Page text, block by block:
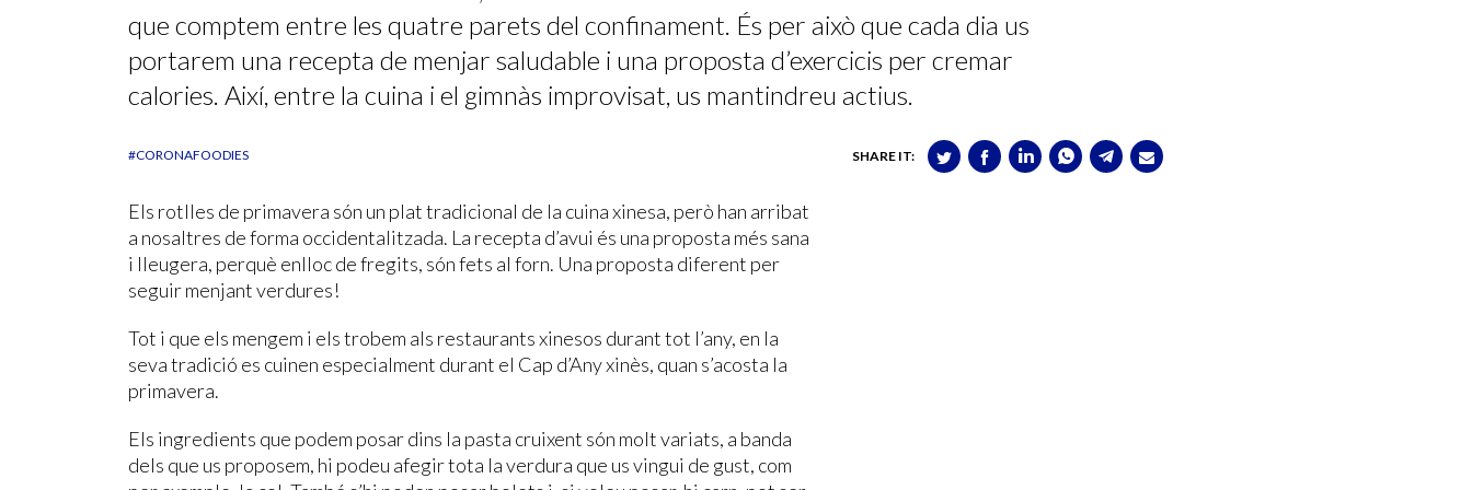
que comptem entre les quatre parets del confinament. És per això que cada dia us
portarem una recepta de menjar saludable i una proposta d’exercicis per cremar
calories. Així, entre la cuina i el gimnàs improvisat, us mantindreu actius.
#CORONAFOODIES SHARE IT:
Els rotlles de primavera són un plat tradicional de la cuina xinesa, però han arribat
a nosaltres de forma occidentalitzada. La recepta d’avui és una proposta més sana
i lleugera, perquè enlloc de fregits, són fets al forn. Una proposta diferent per
seguir menjant verdures!
Tot i que els mengem i els trobem als restaurants xinesos durant tot l’any, en la
seva tradició es cuinen especialment durant el Cap d’Any xinès, quan s’acosta la
primavera.
Els ingredients que podem posar dins la pasta cruixent són molt variats, a banda
dels que us proposem, hi podeu afegir tota la verdura que us vingui de gust, com